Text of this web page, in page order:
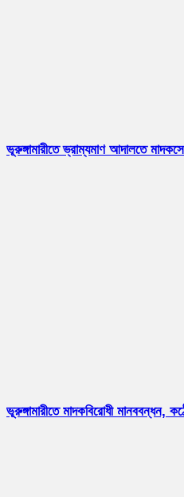
ভূরুঙ্গামারীতে ভ্রাম্যমাণ আদালতে
ভূরুঙ্গামারীতে মাদকবিরোধী মানববন্ধন,